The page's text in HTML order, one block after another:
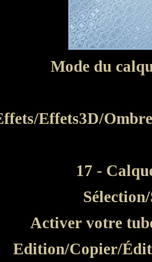
Mode du
Effets3D/
17 -
Activer votre
Edition/Copier/